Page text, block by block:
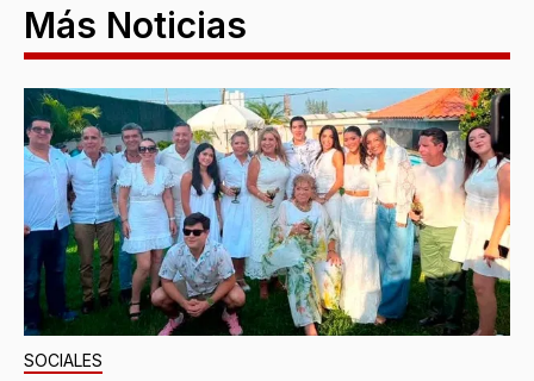
Más Noticias
SOCIALES